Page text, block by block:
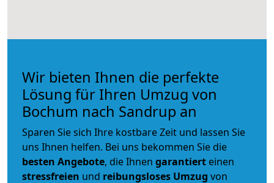
Wir bieten Ihnen die perfekte
Lösung für Ihren Umzug von
Bochum nach Sandrup an
Sparen Sie sich Ihre kostbare Zeit und lassen Sie
uns Ihnen helfen. Bei uns bekommen Sie die
besten Angebote, die Ihnen garantiert einen
stressfreien und reibungsloses Umzug von